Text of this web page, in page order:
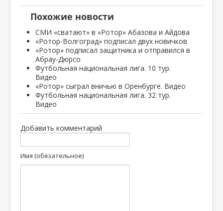
Похожие новости
СМИ «сватают» в «Ротор» Абазова и Айдова
«Ротор-Волгоград» подписал двух новичков
«Ротор» подписал защитника и отправился в
Абрау-Дюрсо
Футбольная национальная лига. 10 тур.
Видео
«Ротор» сыграл вничью в Оренбурге. Видео
Футбольная национальная лига. 32 тур.
Видео
Добавить комментарий
Имя (обязательное)